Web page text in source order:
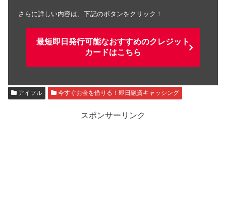
さらに詳しい内容は、下記のボタンをクリック！
最短即日発行可能なおすすめのクレジット
カードはこちら
アイフル 今すぐお金を借りる！即日融資キャッシング
スポンサーリンク